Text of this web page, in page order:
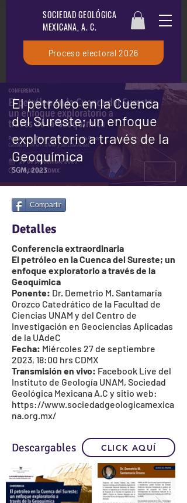
SOCIEDAD GEOLÓGICA
MEXICANA, A. C.
Proceso electoral 2026
El petróleo en la Cuenca
del Sureste; un enfoque
exploratorio a través de la
Geoquímica
SGM, 2023
Compartir
Detalles
Conferencia extraordinaria
El petróleo en la Cuenca del Sureste; un
enfoque exploratorio a través de la
Geoquímica
Ponente: Dr. Demetrio M. Santamaría
Orozco Catedrático de la Facultad de
Ciencias UNAM y del Centro de
Investigación en Geociencias Aplicadas
de la UAdeC
Fecha: Miércoles 27 de septiembre
2023, 18:00 hrs CDMX
Transmisión en vivo: Facebook Live del
Instituto de Geología UNAM, Sociedad
Geológica Mexicana A.C y sitio web:
https://www.sociedadgeologicamexica
na.org.mx/
Descargables CLICK AQUÍ